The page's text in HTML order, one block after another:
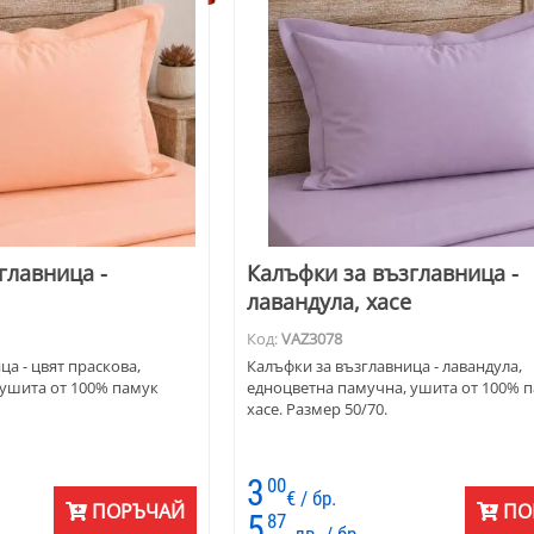
-
- цвят праскова,
от 100% памук
ПОРЪЧАЙ
Калъфки за възглавница -
лавандула, хасе
Код:VAZ3078
Калъфки за възглавница - лавандула,
едноцветна памучна, ушита от 100%
хасе. Размер 50/70.
3 00
€ / бр.
87